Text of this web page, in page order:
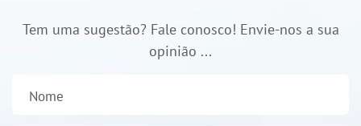
Tem uma sugestão? Fale conosco! Envie-nos a sua
opinião ...
Nome